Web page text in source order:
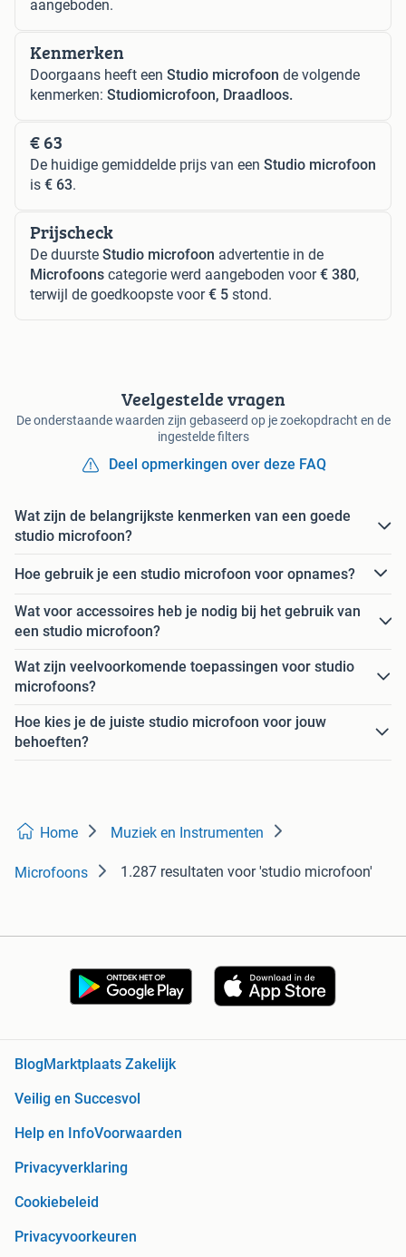
aangeboden.
Kenmerken
Doorgaans heeft een Studio microfoon de volgende
kenmerken: Studiomicrofoon, Draadloos.
€ 63
De huidige gemiddelde prijs van een Studio microfoon
is € 63.
Prijscheck
De duurste Studio microfoon advertentie in de
Microfoons categorie werd aangeboden voor€ 380,
terwijl de goedkoopste voor€ 5 stond.
Veelgestelde vragen
De onderstaande waarden zijn gebaseerd op je zoekopdracht en de
ingestelde filters
Deel opmerkingen over deze FAQ
Wat zijn de belangrijkste kenmerken van een goede
studio microfoon?
Hoe gebruik je een studio microfoon voor opnames?
Wat voor accessoires heb je nodig bij het gebruik van
een studio microfoon?
Wat zijn veelvoorkomende toepassingen voor studio
microfoons?
Hoe kies je de juiste studio microfoon voor jouw
behoeften?
Home Muziek en Instrumenten
Microfoons 1.287 resultaten voor 'studio microfoon'
Blog Marktplaats Zakelijk
Veilig en Succesvol
Help en InfoVoorwaarden
Privacyverklaring
Cookiebeleid
Privacyvoorkeuren